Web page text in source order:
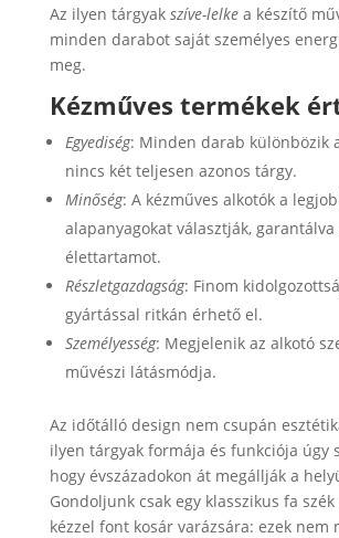
Az ilyen tárgyak szíve-lelkea készítő
minden darabot saját személyes
meg.
Kézműves termékek
Egyediség: Minden darab különbözik
nincs két teljesen azonos tárgy.
Minőség: A kézműves alkotók a
alapanyagokat választják, garantálva
élettartamot.
Részletgazdagság: Finom
gyártással ritkán érhető el.
Személyesség: Megjelenik az alkotó
művészi látásmódja.
Az időtálló design nem csupán
ilyen tárgyak formája és funkciója úgy
hogy évszázadokon át megállják a
Gondoljunk csak egy klasszikus fa szék
kézzel font kosár varázsára: ezek nem